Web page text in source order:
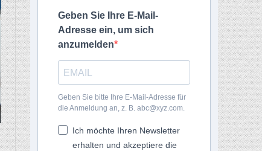
Geben Sie Ihre E-Mail-
Adresse ein, um sich
anzumelden
Geben Sie bitte Ihre E-Mail-Adresse für
die Anmeldung an, z. B. abc@xyz.com.
Ich möchte Ihren Newsletter
erhalten und akzeptiere die